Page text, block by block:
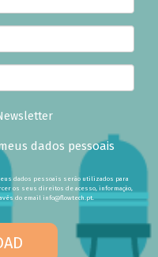
dados pessoais
dados pessoais serão utilizados para
os seus direitos de acesso, informação,
do email info@flowtech.pt.